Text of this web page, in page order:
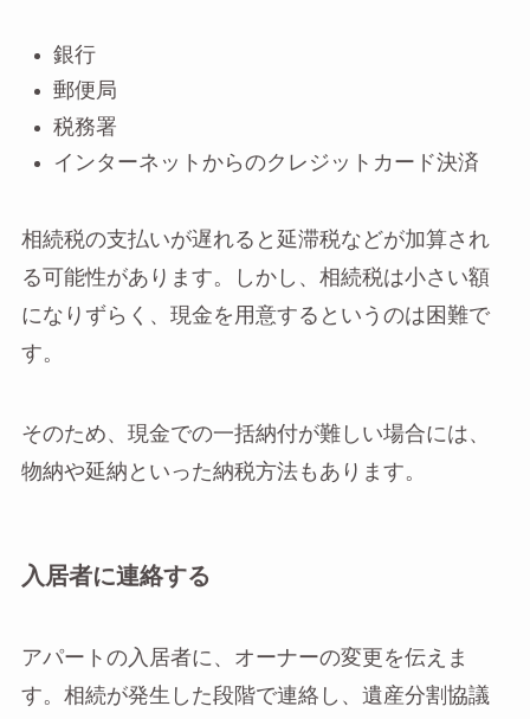
銀行
郵便局
税務署
インターネットからのクレジットカード決済
相続税の支払いが遅れると延滞税などが加算され
る可能性があります。しかし、相続税は小さい額
になりずらく、現金を用意するというのは困難で
す。
そのため、現金での一括納付が難しい場合には、
物納や延納といった納税方法もあります。
入居者に連絡する
アパートの入居者に、オーナーの変更を伝えま
す。相続が発生した段階で連絡し、遺産分割協議